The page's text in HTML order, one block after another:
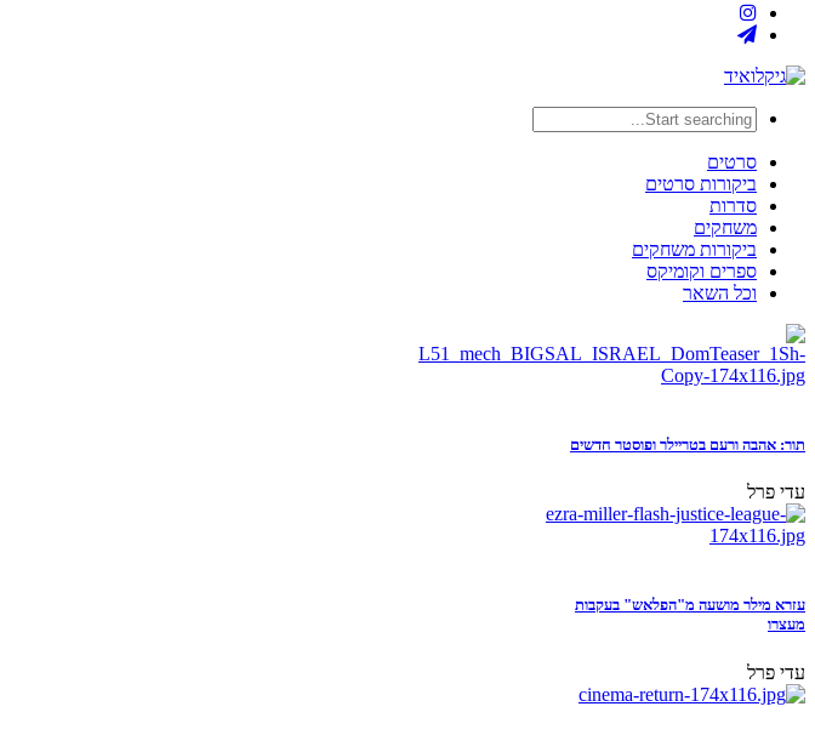
סרטים
ביקורות סרטים
סדרות
משחקים
ביקורות משחקים
ספרים וקומיקס
וכל השאר
תור: אהבה ורעם בטריילר ופוסטר חדשים
עדי פרל
עזרא מילר מושעה מ"הפלאש" בעקבות
מעצרו
עדי פרל